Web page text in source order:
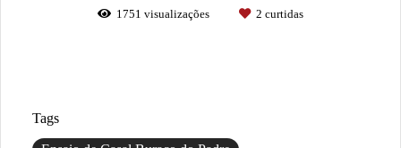
1751 visualizações 2 curtidas
Tags